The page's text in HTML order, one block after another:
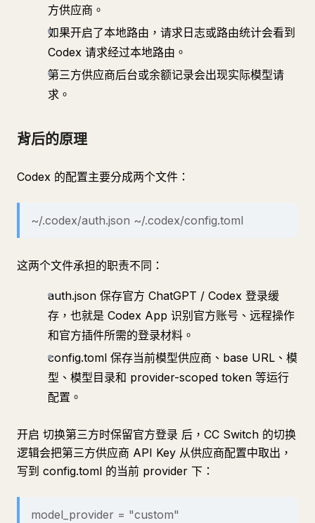
方供应商。
如果开启了本地路由，请求日志或路由统计会看到
Codex 请求经过本地路由。
第三方供应商后台或余额记录会出现实际模型请
求。
背后的原理
Codex 的配置主要分成两个文件：
~/.codex/auth.json ~/.codex/config.toml
这两个文件承担的职责不同：
auth.json 保存官方 ChatGPT / Codex 登录缓
存，也就是 Codex App 识别官方账号、远程操作
和官方插件所需的登录材料。
config.toml 保存当前模型供应商、base URL、模
型、模型目录和 provider-scoped token 等运行
配置。
开启 切换第三方时保留官方登录 后，CC Switch 的切换
逻辑会把第三方供应商 API Key 从供应商配置中取出，
写到 config.toml 的当前 provider 下：
model_provider = "custom"